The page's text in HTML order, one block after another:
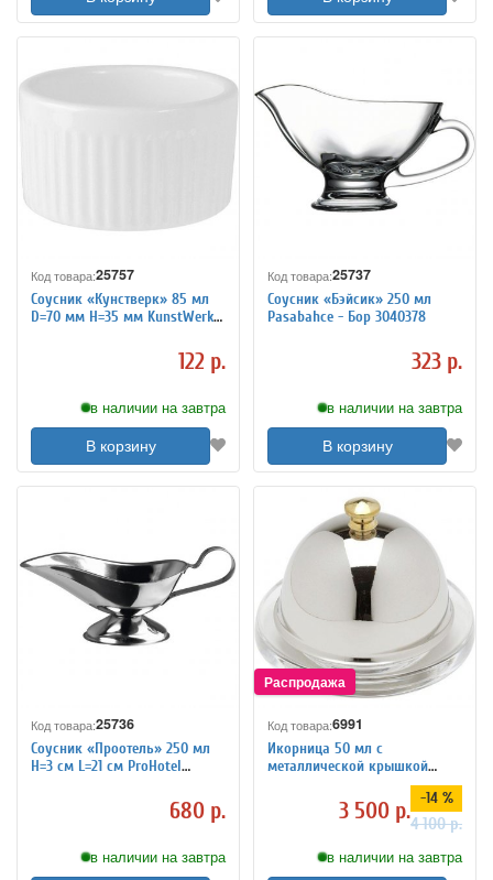
Код товара:25757
Соусник «Кунстверк» 85 мл
D=70 мм H=35 мм KunstWerk
122 р.
в наличии на завтра
В корзину
Код товара:25737
Соусник «Бэйсик» 250 мл
Pasabahce - Бор 3040378
323 р.
в наличии на завтра
В корзину
Код товара:25736
Соусник «Проотель» 250 мл
H=3 см L=21 см ProHotel
680 р.
в наличии на завтра
Код товара:6991
Икорница 50 мл с
металлической крышкой
3 500 р. -14 %
4 100 р.
в наличии на завтра